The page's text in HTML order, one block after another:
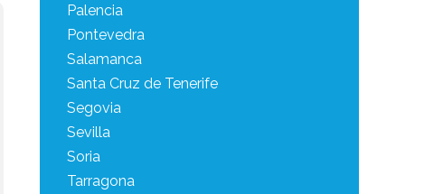
Palencia
Pontevedra
Salamanca
Santa Cruz de Tenerife
Segovia
Sevilla
Soria
Tarragona